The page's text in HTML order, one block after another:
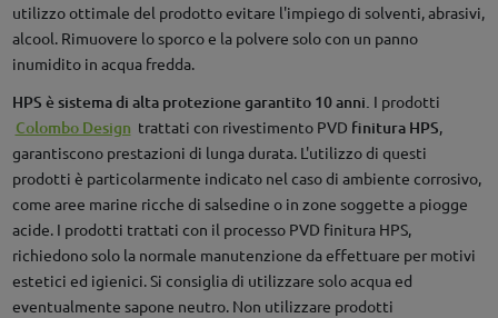
utilizzo ottimale del prodotto evitare l'impiego di solventi, abrasivi,
alcool. Rimuovere lo sporco e la polvere solo con un panno
inumidito in acqua fredda.
HPS è sistema di alta protezione garantito 10 anni. I prodotti
Colombo Design trattati con rivestimento PVD finitura HPS,
garantiscono prestazioni di lunga durata. L'utilizzo di questi
prodotti è particolarmente indicato nel caso di ambiente corrosivo,
come aree marine ricche di salsedine o in zone soggette a piogge
acide. I prodotti trattati con il processo PVD finitura HPS,
richiedono solo la normale manutenzione da effettuare per motivi
estetici ed igienici. Si consiglia di utilizzare solo acqua ed
eventualmente sapone neutro. Non utilizzare prodotti